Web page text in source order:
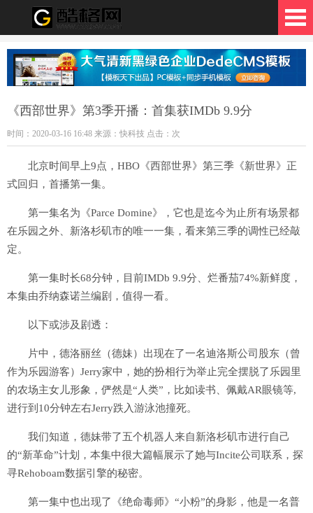
格网
《西部世界》第3季开播：首集获IMDb 9.9分
时间：2020-03-16 16:48 来源：快科技 点击： 次
北京时间早上9点，HBO《西部世界》第三季《新世界》正
式回归，首播第一集。
第一集名为《Parce Domine》，它也是迄今为止所有场景都
在乐园之外、新洛杉矶市的唯一一集，看来第三季的调性已经敲
定。
第一集时长68分钟，目前IMDb 9.9分、烂番茄74%新鲜度，
本集由乔纳森诺兰编剧，值得一看。
以下或涉及剧透：
片中，德洛丽丝（德妹）出现在了一名迪洛斯公司股东（曾
作为乐园游客）Jerry家中，她的扮相行为举止完全摆脱了乐园里
的农场主女儿形象，俨然是“人类”，比如读书、佩戴AR眼镜等,
进行到10分钟左右Jerry跌入游泳池撞死。
我们知道，德妹带了五个机器人来自新洛杉矶市进行自己
的“新革命”计划，本集中很大篇幅展示了她与Incite公司联系，探
寻Rehoboam数据引擎的秘密。
第一集中也出现了《绝命毒师》“小粉”的身影，他是一名普